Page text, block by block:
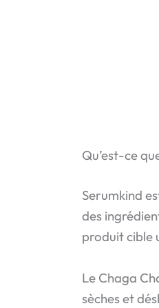
Qu’est-ce
Serumkind
des
produit cible
Le Chaga
sèches et